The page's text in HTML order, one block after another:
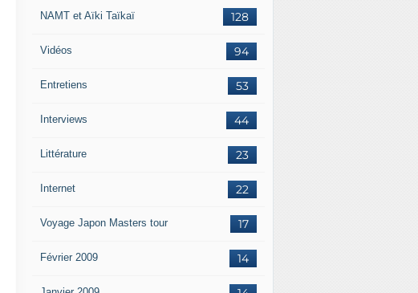
128
NAMT et Aïki Taïkaï
94
Vidéos
53
Entretiens
44
Interviews
23
Littérature
22
Internet
17
Voyage Japon Masters tour
14
Février 2009